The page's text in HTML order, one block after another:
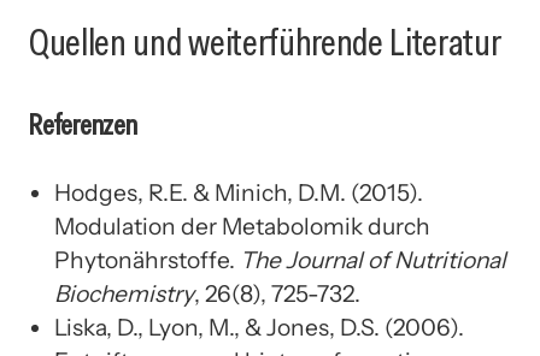
Quellen und weiterführende Literatur
Referenzen
Hodges, R.E. & Minich, D.M. (2015).
Modulation der Metabolomik durch
Phytonährstoffe. The Journal of Nutritional
Biochemistry, 26(8), 725-732.
Liska, D., Lyon, M., & Jones, D.S. (2006).